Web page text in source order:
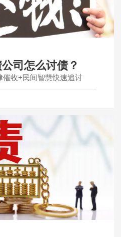
司怎么讨债？
催收+民间智慧快速追讨